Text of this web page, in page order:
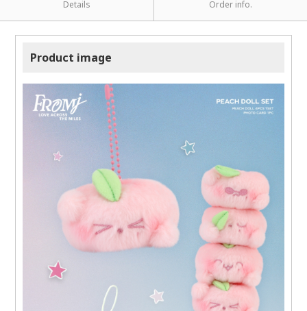
Details Order info.
Product image